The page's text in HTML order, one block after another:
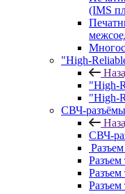
(IMS
"High-
"High-
"High-
СВЧ-разъёмы
СВЧ-
Разъем